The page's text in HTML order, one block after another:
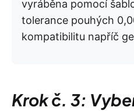
vyráběna pomocí
tolerance pouhých
kompatibilitu napříč
Krok č. 3: